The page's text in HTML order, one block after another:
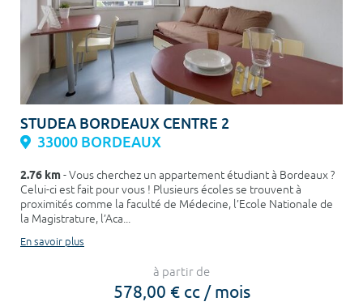
STUDEA BORDEAUX CENTRE 2
33000 BORDEAUX
2.76 km- Vous cherchez un appartement étudiant à Bordeaux ?
Celui-ci est fait pour vous ! Plusieurs écoles se trouvent à
proximités comme la faculté de Médecine, l’Ecole Nationale de
la Magistrature, l’Aca...
En savoir plus
à partir de
578,00 € cc / mois